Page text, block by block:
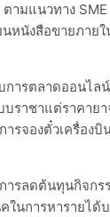
ามแนวทาง
หนังสือขายภายใ
การตลาดออนไลน์
ราชาแต่ราคายา
รจองตั๋วเครื่องบิ
ารลดต้นทุนกิจกร
ในการหารายได้